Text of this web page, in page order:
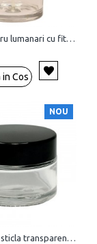
Pahar pentru lumanari cu fitil, 30 ml
in Cos
NOU
Borcan din sticla transparenta, 30 ml